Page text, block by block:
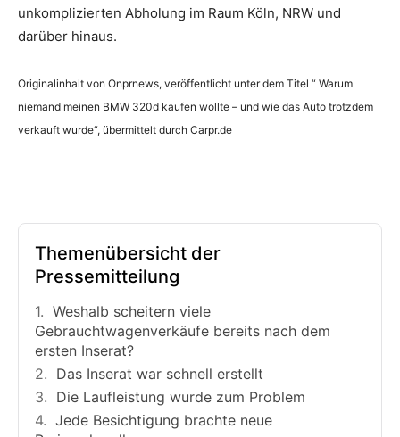
unkomplizierten Abholung im Raum Köln, NRW und
darüber hinaus.
Originalinhalt von Onprnews, veröffentlicht unter dem Titel “ Warum
niemand meinen BMW 320d kaufen wollte – und wie das Auto trotzdem
verkauft wurde“, übermittelt durch Carpr.de
Themenübersicht der
Pressemitteilung
Weshalb scheitern viele
Gebrauchtwagenverkäufe bereits nach dem
ersten Inserat?
Das Inserat war schnell erstellt
Die Laufleistung wurde zum Problem
Jede Besichtigung brachte neue